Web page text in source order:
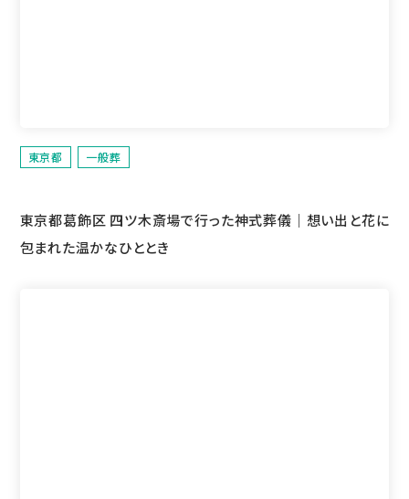
東京都 一般葬
東京都葛飾区 四ツ木斎場で行った神式葬儀｜想い出と花に
包まれた温かなひととき